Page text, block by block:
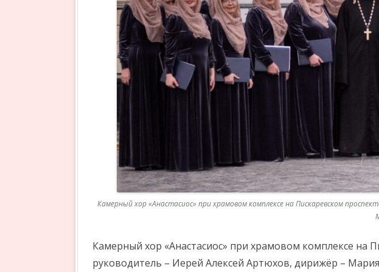
Камерный хор «Анастасиос» при храмовом комплексе на Пискаревском
Камерный хор «Анастасиос» при храмовом комплексе на
руководитель – Иерей Алексей Артюхов, дирижёр –